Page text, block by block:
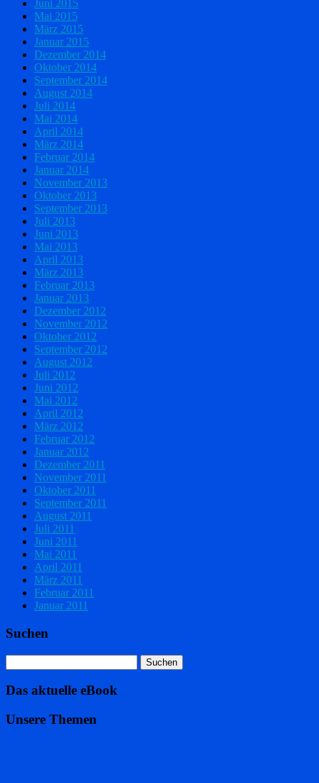
Juni 2015
Mai 2015
März 2015
Januar 2015
Dezember 2014
Oktober 2014
September 2014
August 2014
Juli 2014
Mai 2014
April 2014
März 2014
Februar 2014
Januar 2014
November 2013
Oktober 2013
September 2013
Juli 2013
Juni 2013
Mai 2013
April 2013
März 2013
Februar 2013
Januar 2013
Dezember 2012
November 2012
Oktober 2012
September 2012
August 2012
Juli 2012
Juni 2012
Mai 2012
April 2012
März 2012
Februar 2012
Januar 2012
Dezember 2011
November 2011
Oktober 2011
September 2011
August 2011
Juli 2011
Juni 2011
Mai 2011
April 2011
März 2011
Februar 2011
Januar 2011
Suchen
Das aktuelle eBook
Unsere Themen